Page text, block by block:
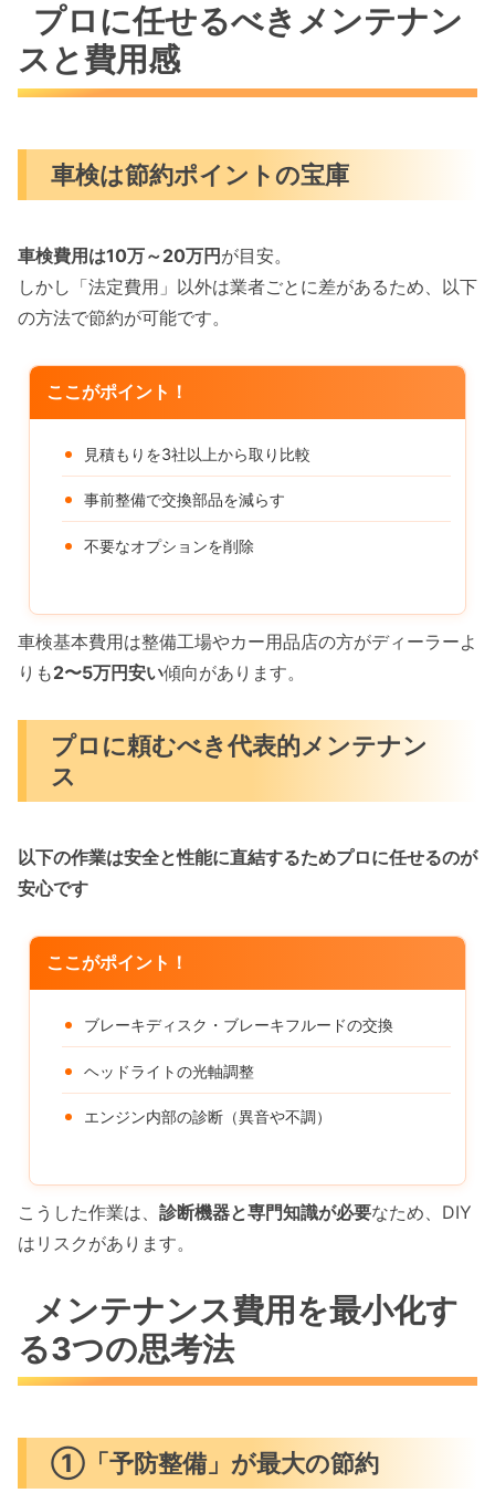
プロに任せるべきメンテナン
スと費用感
車検は節約ポイントの宝庫
車検費用は10万～20万円が目安。
しかし「法定費用」以外は業者ごとに差があるため、以下
の方法で節約が可能です。
ここがポイント！
見積もりを3社以上から取り比較
事前整備で交換部品を減らす
不要なオプションを削除
車検基本費用は整備工場やカー用品店の方がディーラーよ
りも2〜5万円安い傾向があります。
プロに頼むべき代表的メンテナン
ス
以下の作業は安全と性能に直結するためプロに任せるのが
安心です
ここがポイント！
ブレーキディスク・ブレーキフルードの交換
ヘッドライトの光軸調整
エンジン内部の診断（異音や不調）
こうした作業は、 診断機器と専門知識が必要なため、DIY
はリスクがあります。
メンテナンス費用を最小化す
る3つの思考法
①「予防整備」が最大の節約